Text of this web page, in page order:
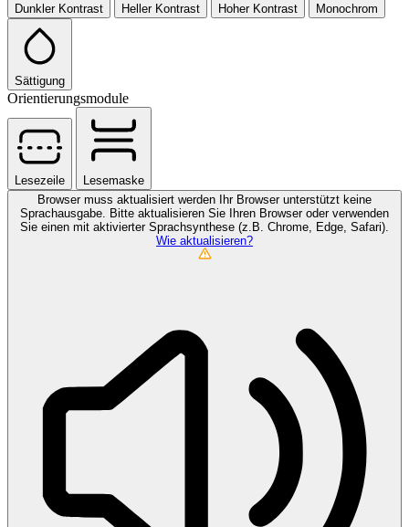
Dunkler Kontrast Heller Kontrast Hoher Kontrast Monochrom
Sättigung
Orientierungsmodule
Lesezeile
Lesemaske
Browser muss aktualisiert werden
Ihr Browser unterstützt keine
Sprachausgabe. Bitte aktualisieren Sie Ihren Browser oder verwenden
Sie einen mit aktivierter Sprachsynthese (z.B. Chrome, Edge, Safari).
Wie aktualisieren?